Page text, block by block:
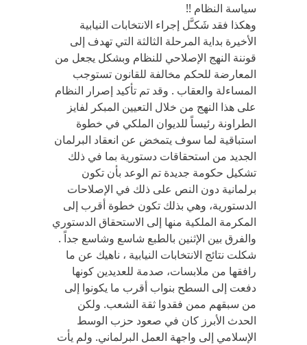
سياسة النظام !!
وهكذا فقد شَكـَّل إجراء الانتخابات النيابية
الأخيرة بداية المرحلة الثالثة التي تهدف إلى
قوننة النهج الإصلاحي للنظام وبشكل يجعل من
المعارضة للحكم مخالفة للقانون تستوجب
المساءلة والعقاب . وقد تم تأكيد إصرار النظام
على هذا النهج من خلال التعيين المبكر لفايز
الطراونة رئيساً للديوان الملكي في خطوة
استباقية لما سوف يتمخض عن انعقاد البرلمان
الجديد من استحقاقات دستورية بما في ذلك
تشكيل حكومة جديدة تم الوعد بأن تكون
برلمانية دون النص على ذلك في الإصلاحات
الدستورية، وهي بذلك تكون خطوة أقرب إلى
المكرمة الملكية منها إلى الاستحقاق الدستوري
والفرق بين الإثنين بالطبع شاسع وشاسع جداً .
شكلت نتائج الانتخابات النيابية ، ناهيك عن ما
رافقها من ملابسات، صدمة للعديدين كونها
دفعت إلى السطح بنواب أقرب ما يكونوا إلى
من سبقهم ممن فقدوا ثقة الشعب. ولكن
الحدث الأبرز كان في صعود حزب الوسط
الإسلامي إلى واجهة العمل البرلماني. ولم يأت